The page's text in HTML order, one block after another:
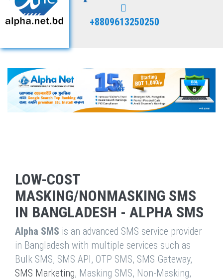
+8809613250250
LOW-COST
MASKING/NONMASKING SMS
IN BANGLADESH - ALPHA SMS
Alpha SMS is an advanced SMS service provider
in Bangladesh with multiple services such as
Bulk SMS, SMS API, OTP SMS, SMS Gateway,
SMS Marketing, Masking SMS, Non-Masking,